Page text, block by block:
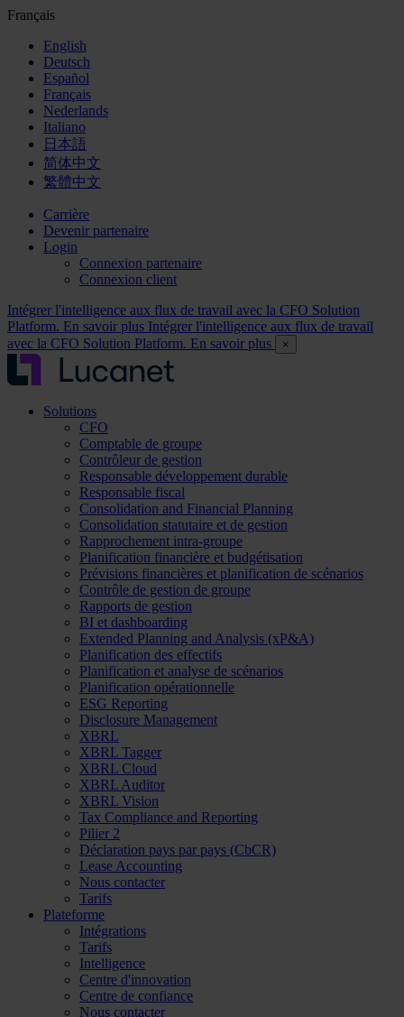
Français
English
Deutsch
Español
Français
Nederlands
Italiano
日本語
简体中文
繁體中文
Carrière
Devenir partenaire
Login
Connexion partenaire
Connexion client
Intégrer l'intelligence aux flux de travail avec la CFO Solution
Platform. En savoir plus Intégrer l'intelligence aux flux de travail
avec la CFO Solution Platform. En savoir plus
×
Solutions
CFO
Comptable de groupe
Contrôleur de gestion
Responsable développement durable
Responsable fiscal
Consolidation and Financial Planning
Consolidation statutaire et de gestion
Rapprochement intra-groupe
Planification financière et budgétisation
Prévisions financières et planification de scénarios
Contrôle de gestion de groupe
Rapports de gestion
BI et dashboarding
Extended Planning and Analysis (xP&A)
Planification des effectifs
Planification et analyse de scénarios
Planification opérationnelle
ESG Reporting
Disclosure Management
XBRL
XBRL Tagger
XBRL Cloud
XBRL Auditor
XBRL Vision
Tax Compliance and Reporting
Pilier 2
Déclaration pays par pays (CbCR)
Lease Accounting
Nous contacter
Tarifs
Plateforme
Intégrations
Tarifs
Intelligence
Centre d'innovation
Centre de confiance
Nous contacter